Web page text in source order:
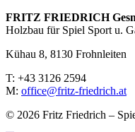
FRITZ FRIED­RICH
Holzbau für Spiel Sport u.
Kühau 8, 8130 Frohn­leiten
T: +43 3126 2594
M: office@fritz-fried­rich.at
© 2026 Fritz Friedrich –